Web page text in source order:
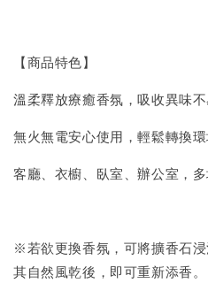
【商品特色】
溫柔釋放療癒香氛，吸收異味
無火無電安心使用，輕鬆轉換
客廳、衣櫥、臥室、辦公室，
※若欲更換香氛，可將擴香石
其自然風乾後，即可重新添香。